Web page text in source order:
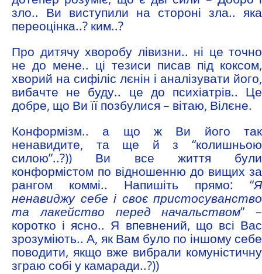
зло.. Ви виступили на стороні зла.. яка
переоцінка..? ким..?
Про дитячу хворобу лівизни.. ні це точно
не до мене.. ці тезиси писав під коксом,
хворий на сифіліс лєнін і аналізувати його,
вибачте не буду.. це до психіатрів.. Це
добре, що Ви її позбулися – вітаю, Вілєне.
Конформізм.. а що ж Ви його так
ненавидите, та ще й з “колишньою
силою”..?)) Ви все життя були
конформістом по відношенню до вищих за
рангом коммі.. Напишіть прямо: “Я
ненавиджу себе і своє пристосуванство
та лакейство перед начальством” –
коротко і ясно.. Я впевнений, що всі Вас
зрозуміють.. А, як Вам було по іншому себе
поводити, якщо вже вибрали комуністичну
зграю собі у камаради..?))